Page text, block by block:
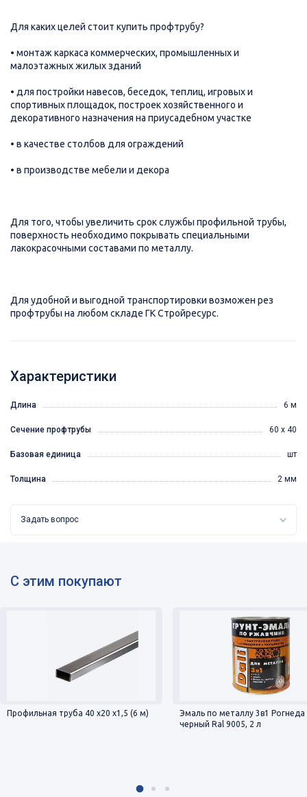
Для каких целей стоит купить профтрубу?
• монтаж каркаса коммерческих, промышленных и
малоэтажных жилых зданий
• для постройки навесов, беседок, теплиц, игровых и
спортивных площадок, построек хозяйственного и
декоративного назначения на приусадебном участке
• в качестве столбов для ограждений
• в производстве мебели и декора
Для того, чтобы увеличить срок службы профильной трубы,
поверхность необходимо покрывать специальными
лакокрасочными составами по металлу.
Для удобной и выгодной транспортировки возможен рез
профтрубы на любом складе ГК Стройресурс.
Характеристики
Длина 6 м
Сечение профтрубы 60 x 40
Базовая единица шт
Толщина 2 мм
Задать вопрос
С этим покупают
Профильная труба 40 х20 х1,5 (6 м)
Эмаль по металлу 3в1 Рогнеда
черный Ral 9005, 2 л